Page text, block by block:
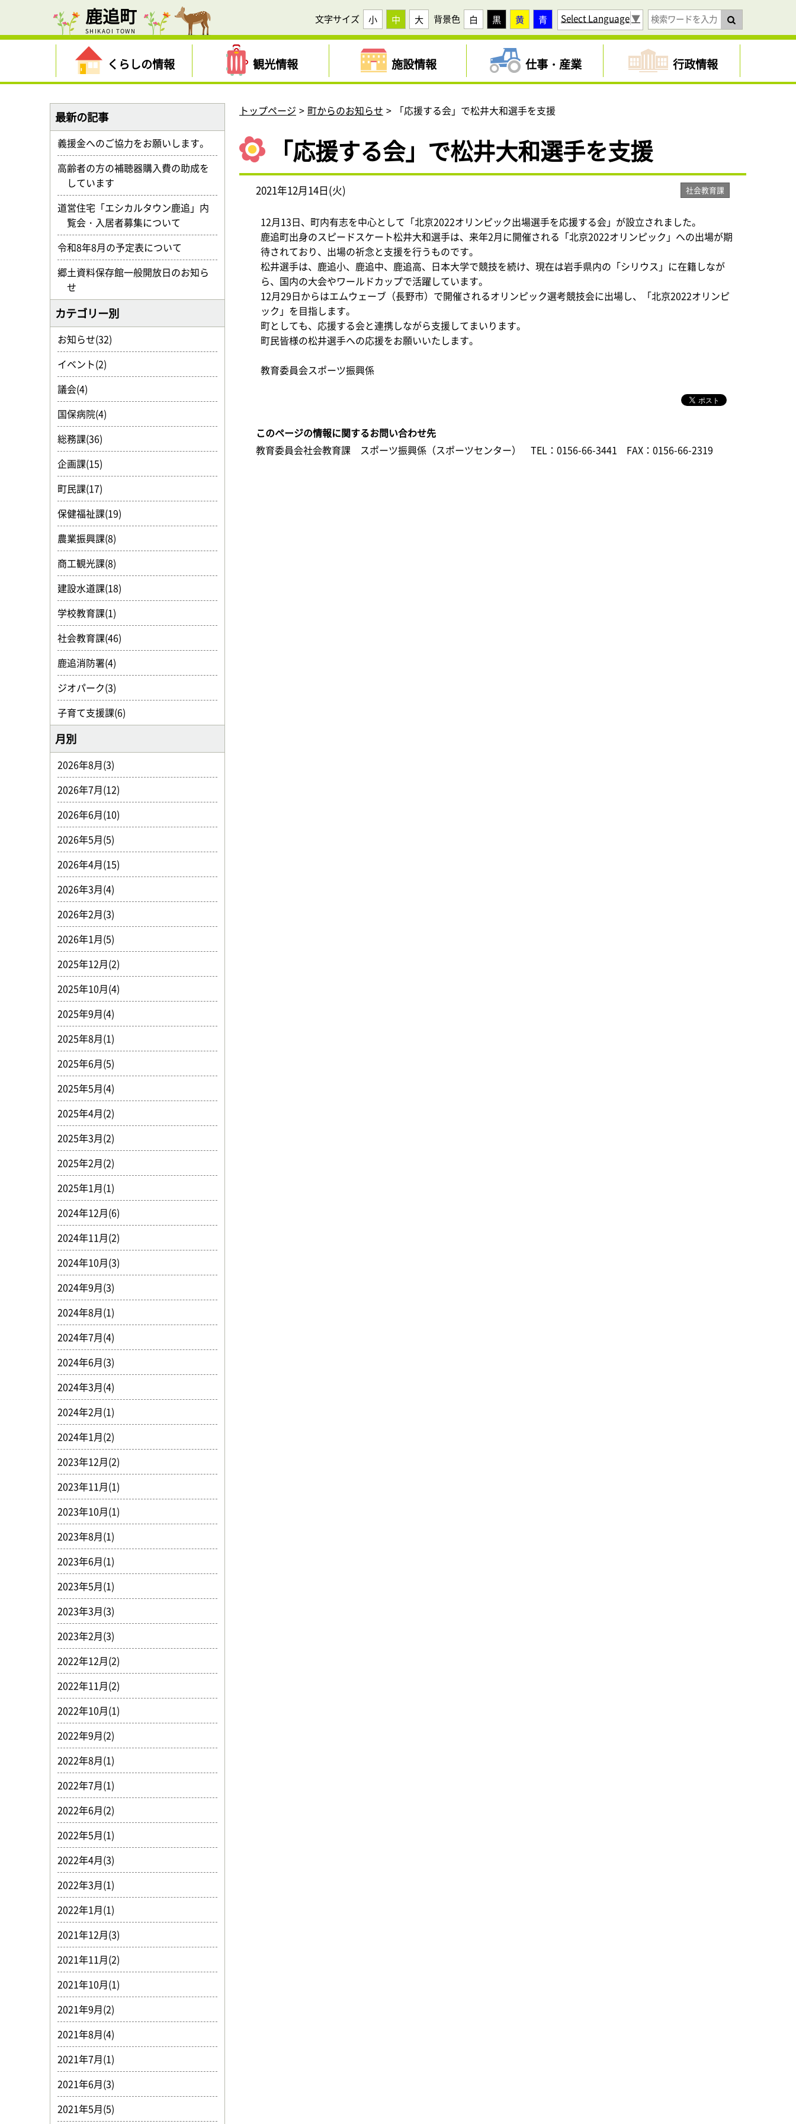
鹿追町
SHIKAOI TOWN
文字サイズ 小 中 大 背景色 白 黒 黄 青 Select Language▼
くらしの情報 観光情報 施設情報 仕事・産業 行政情報
トップページ 町からのお知らせ 「応援する会」で松井大和選手を支援
「応援する会」で松井大和選手を支援
2021年12月14日(火) 社会教育課
12月13日、町内有志を中心として「北京2022オリンピック出場選手を応援する会」が設立されました。
鹿追町出身のスピードスケート松井大和選手は、来年2月に開催される「北京2022オリンピック」への出場が期
待されており、出場の祈念と支援を行うものです。
松井選手は、鹿追小、鹿追中、鹿追高、日本大学で競技を続け、現在は岩手県内の「シリウス」に在籍しなが
ら、国内の大会やワールドカップで活躍しています。
12月29日からはエムウェーブ（長野市）で開催されるオリンピック選考競技会に出場し、「北京2022オリンピ
ック」を目指します。
町としても、応援する会と連携しながら支援してまいります。
町民皆様の松井選手への応援をお願いいたします。
教育委員会スポーツ振興係
このページの情報に関するお問い合わせ先
教育委員会社会教育課 スポーツ振興係（スポーツセンター）
TEL：0156-66-3441 FAX：0156-66-2319
最新の記事
義援金へのご協力をお願いします。
高齢者の方の補聴器購入費の助成を
しています
道営住宅「エシカルタウン鹿追」内
覧会・入居者募集について
令和8年8月の予定表について
郷土資料保存館一般開放日のお知ら
せ
カテゴリー別
お知らせ(32)
イベント(2)
議会(4)
国保病院(4)
総務課(36)
企画課(15)
町民課(17)
保健福祉課(19)
農業振興課(8)
商工観光課(8)
建設水道課(18)
学校教育課(1)
社会教育課(46)
鹿追消防署(4)
ジオパーク(3)
子育て支援課(6)
月別
2026年8月(3)
2026年7月(12)
2026年6月(10)
2026年5月(5)
2026年4月(15)
2026年3月(4)
2026年2月(3)
2026年1月(5)
2025年12月(2)
2025年10月(4)
2025年9月(4)
2025年8月(1)
2025年6月(5)
2025年5月(4)
2025年4月(2)
2025年3月(2)
2025年2月(2)
2025年1月(1)
2024年12月(6)
2024年11月(2)
2024年10月(3)
2024年9月(3)
2024年8月(1)
2024年7月(4)
2024年6月(3)
2024年3月(4)
2024年2月(1)
2024年1月(2)
2023年12月(2)
2023年11月(1)
2023年10月(1)
2023年8月(1)
2023年6月(1)
2023年5月(1)
2023年3月(3)
2023年2月(3)
2022年12月(2)
2022年11月(2)
2022年10月(1)
2022年9月(2)
2022年8月(1)
2022年7月(1)
2022年6月(2)
2022年5月(1)
2022年4月(3)
2022年3月(1)
2022年1月(1)
2021年12月(3)
2021年11月(2)
2021年10月(1)
2021年9月(2)
2021年8月(4)
2021年7月(1)
2021年6月(3)
2021年5月(5)